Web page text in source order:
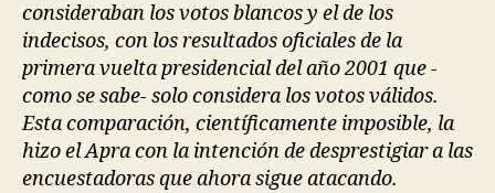
consideraban los votos blancos y el de los
indecisos, con los resultados oficiales de la
primera vuelta presidencial del año 2001 que -
como se sabe- solo considera los votos válidos.
Esta comparación, científicamente imposible, la
hizo el Apra con la intención de desprestigiar a las
encuestadoras que ahora sigue atacando.